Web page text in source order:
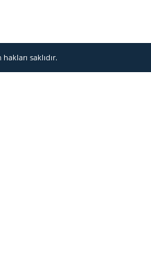
saklıdır.